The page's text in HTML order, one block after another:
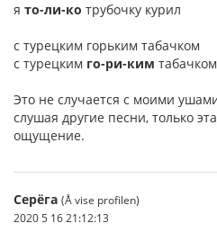
я то-ли-ко трубочку курил
с турецким горьким табачком
с турецким го-ри-ким табачком
Это не случается с моими
слушая другие песни, только
ощущение.
Серёга (Å vise profilen)
2020 5 16 21:12:13